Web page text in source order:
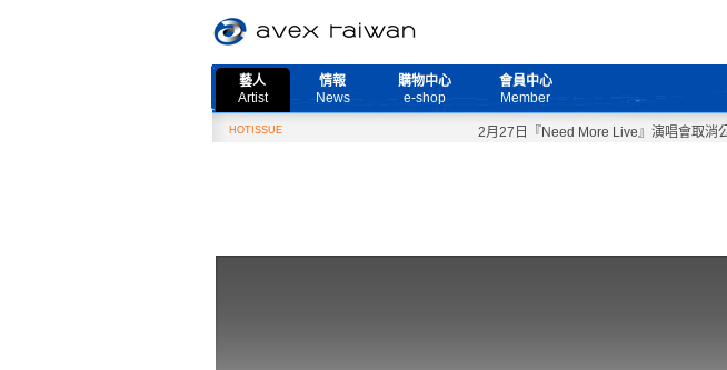
藝人
Artist
情報
News
購物中心
e-shop
會員中心
Member
HOTISSUE 2月27日『Need More Live』演唱會取消公告